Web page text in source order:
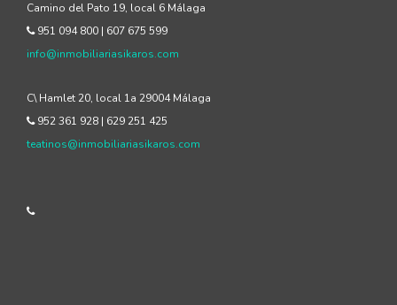
Camino del Pato 19, local 6 Málaga
951 094 800 | 607 675 599
info@inmobiliariasikaros.com
C\ Hamlet 20, local 1a 29004 Málaga
952 361 928 | 629 251 425
teatinos@inmobiliariasikaros.com